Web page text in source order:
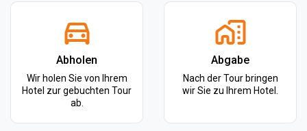
Abholen
Wir holen Sie von Ihrem
Hotel zur gebuchten Tour
ab.
Abgabe
Nach der Tour bringen
wir Sie zu Ihrem Hotel.